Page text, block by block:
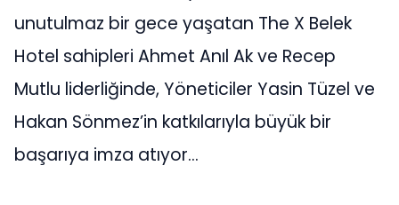
unutulmaz bir gece yaşatan The X Belek
Hotel sahipleri Ahmet Anıl Ak ve Recep
Mutlu liderliğinde, Yöneticiler Yasin Tüzel ve
Hakan Sönmez’in katkılarıyla büyük bir
başarıya imza atıyor…